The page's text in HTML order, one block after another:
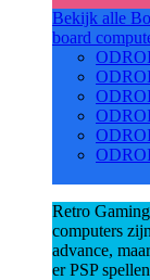
Bekijk alle
board
Retro
computers
advance,
er PSP